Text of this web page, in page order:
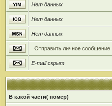
Нет данных
Нет данных
Нет данных
Отправить личное сообщение
E-mail скрыт
В какой части( номер)